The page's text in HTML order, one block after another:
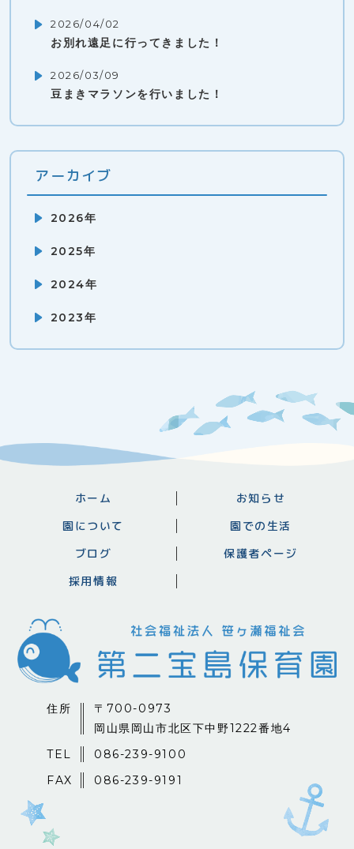
2026/04/02
お別れ遠足に行ってきました！
2026/03/09
豆まきマラソンを行いました！
アーカイブ
2026年
2025年
2024年
2023年
ホーム
お知らせ
園について
園での生活
ブログ
保護者ページ
採用情報
住所
〒700-0973
岡山県岡山市北区下中野1222番地4
TEL
086-239-9100
FAX
086-239-9191